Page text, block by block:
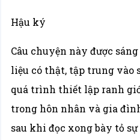
Hậu ký
Câu chuyện này được
liệu có thật, tập trung vào
quá trình thiết lập ranh
trong hôn nhân và gia
sau khi đọc xong bày tỏ sự